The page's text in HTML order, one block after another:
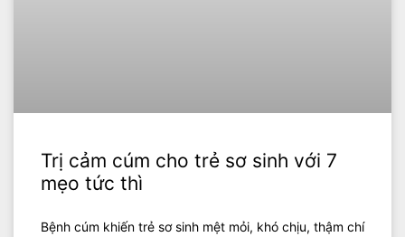
Trị cảm cúm cho trẻ sơ sinh với 7
mẹo tức thì
Bệnh cúm khiến trẻ sơ sinh mệt mỏi, khó chịu, thậm chí